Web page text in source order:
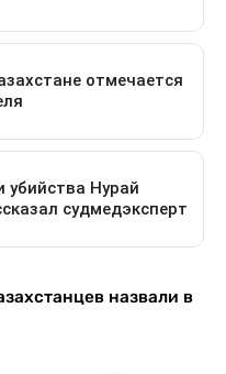
назвали в